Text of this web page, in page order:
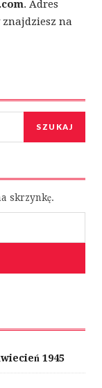
. Adres
na
SZUKAJ
skrzynkę.
1945